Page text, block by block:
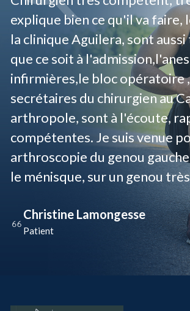
explique bien ce qu'il va faire,
la clinique Aguilera, sont
que ce soit à
infirmières,le bloc opératoire
secrétaires du chirurgien au
arthropole, sont à l'écoute,
compétentes. Je suis venue
arthroscopie du genou
le ménisque, sur un genou
Christine Lamongesse
Patient